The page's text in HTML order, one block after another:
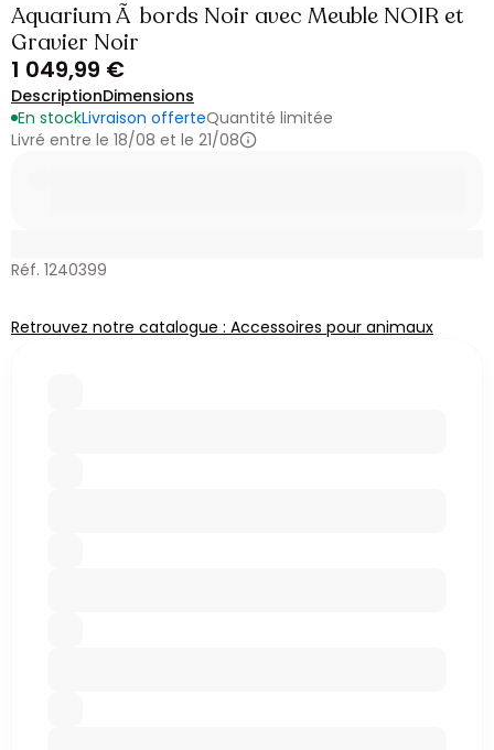
Aquarium Ã bords Noir avec Meuble NOIR et
Gravier Noir
1 049,99 €
DescriptionDimensions
En stockLivraison offerteQuantité limitée
Livré entre le 18/08 et le 21/08
Réf. 1240399
Retrouvez notre catalogue : Accessoires pour animaux